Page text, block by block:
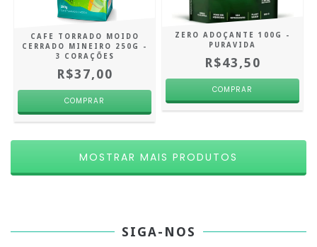
CAFE TORRADO MOIDO
CERRADO MINEIRO 250G -
3 CORAÇÕES
R$37,00
ZERO ADOÇANTE 100G -
PURAVIDA
R$43,50
MOSTRAR MAIS PRODUTOS
SIGA-NOS